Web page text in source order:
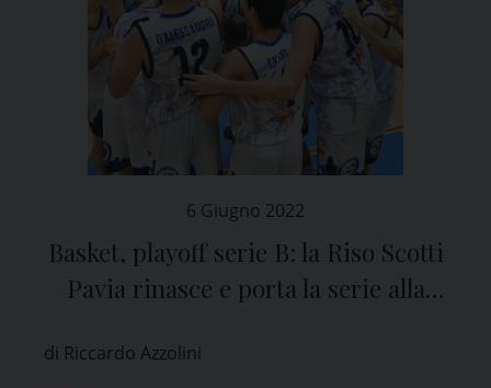
6 Giugno 2022
Basket, playoff serie B: la Riso Scotti
Pavia rinasce e porta la serie alla
di Riccardo Azzolini